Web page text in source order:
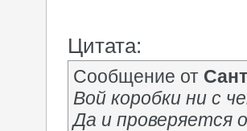
Цитата:
Сообщение от
Вой коробки ни с
Да и проверяется